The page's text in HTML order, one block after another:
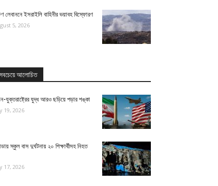
লেবাননে ইসরাইলি বাহিনীর ভয়াবহ বিস্ফোরণ
5, 2026
আলোচিত
যুক্তরাষ্ট্রের যুদ্ধ আরও ছড়িয়ে পড়ার শঙ্কা
19, 2026
স্কুল বাস দুর্ঘটনায় ২০ শিক্ষার্থীসহ নিহত
17, 2026